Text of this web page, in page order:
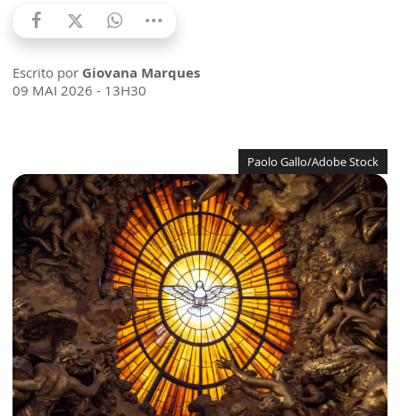
Escrito por Giovana Marques
09 MAI 2026 - 13H30
Paolo Gallo/Adobe Stock